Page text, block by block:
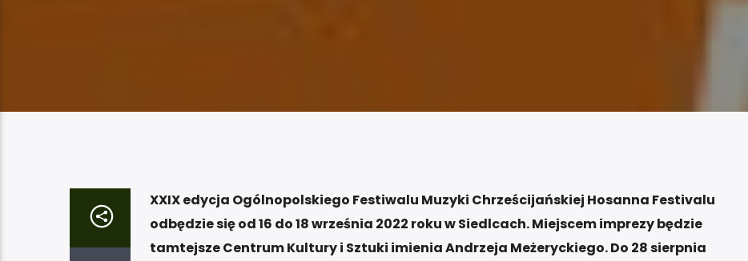
XXIX edycja Ogólnopolskiego Festiwalu Muzyki Chrześcijańskiej Hosanna Festivalu
odbędzie się od 16 do 18 września 2022 roku w Siedlcach. Miejscem imprezy będzie
tamtejsze Centrum Kultury i Sztuki imienia Andrzeja Meżeryckiego. Do 28 sierpnia